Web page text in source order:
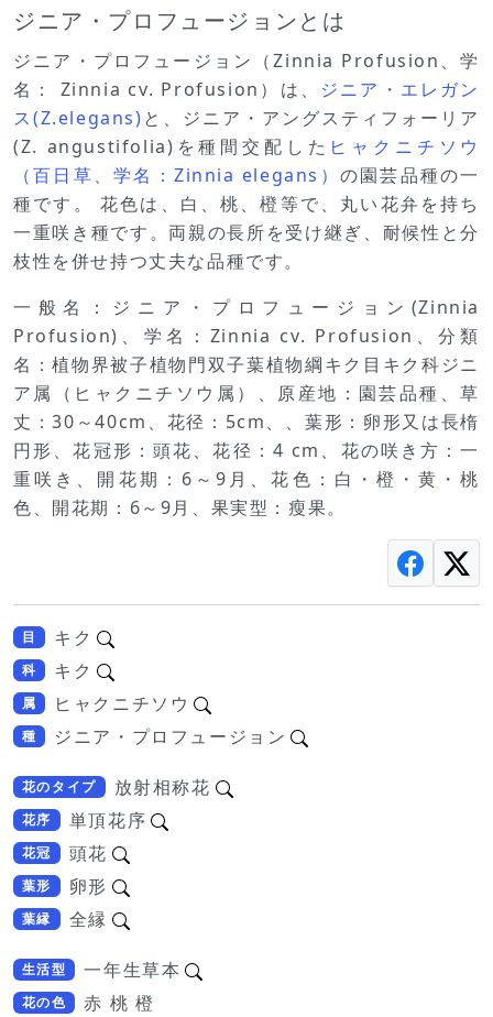
ジニア・プロフュージョンとは
ジニア・プロフュージョン（Zinnia Profusion、学
名： Zinnia cv. Profusion）は、 ジニア・エレガン
ス(Z.elegans)と、ジニア・アングスティフォーリア
(Z. angustifolia)を種間交配した ヒャクニチソウ
（百日草、学名：Zinnia elegans） の園芸品種の一
種です。 花色は、白、桃、橙等で、丸い花弁を持ち
一重咲き種です。両親の長所を受け継ぎ、耐候性と分
枝性を併せ持つ丈夫な品種です。
一般名：ジニア・プロフュージョン(Zinnia
Profusion)、学名：Zinnia cv. Profusion、分類
名：植物界被子植物門双子葉植物綱キク目キク科ジニ
ア属（ヒャクニチソウ属）、原産地：園芸品種、草
丈：30～40cm、花径：5cm、、葉形：卵形又は長楕
円形、花冠形：頭花、花径：4 cm、花の咲き方：一
重咲き、開花期：6～9月、花色：白・橙・黄・桃
色、開花期：6～9月、果実型：瘦果。
目 キク
科 キク
属 ヒャクニチソウ
種 ジニア・プロフュージョン
花のタイプ 放射相称花
花序 単頂花序
花冠 頭花
葉形 卵形
葉縁 全縁
生活型 一年生草本
花の色 赤 桃 橙